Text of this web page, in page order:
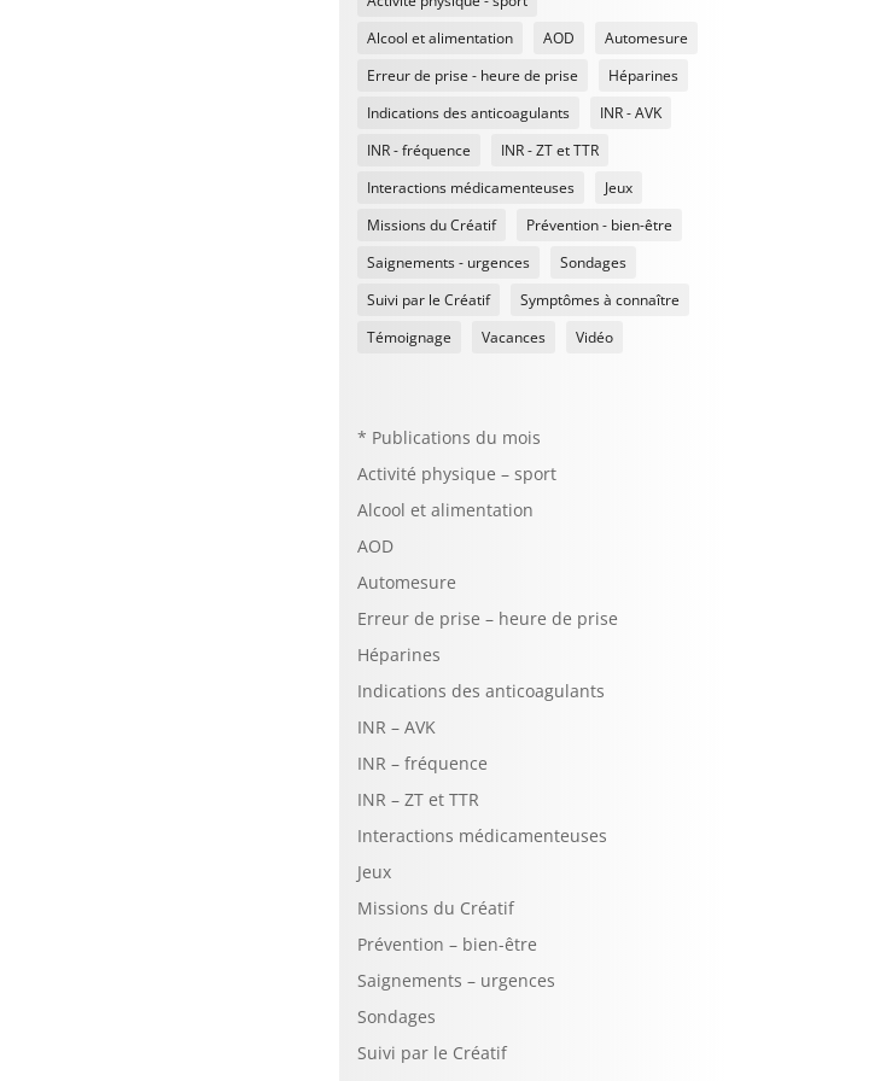
Alcool et alimentation
AOD
Automesure
Erreur de prise - heure de prise
Héparines
Indications des anticoagulants
INR - AVK
INR - fréquence
INR - ZT et TTR
Interactions médicamenteuses
Jeux
Missions du Créatif
Prévention - bien-être
Saignements - urgences
Sondages
Suivi par le Créatif
Symptômes à connaître
Témoignage
Vacances Vidéo
* Publications du mois
Activité physique – sport
Alcool et alimentation
AOD
Automesure
Erreur de prise – heure de prise
Héparines
Indications des anticoagulants
INR – AVK
INR – fréquence
INR – ZT et TTR
Interactions médicamenteuses
Jeux
Missions du Créatif
Prévention – bien-être
Saignements – urgences
Sondages
Suivi par le Créatif